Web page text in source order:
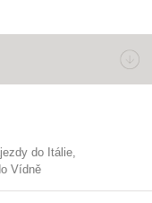
do Itálie
Vídně